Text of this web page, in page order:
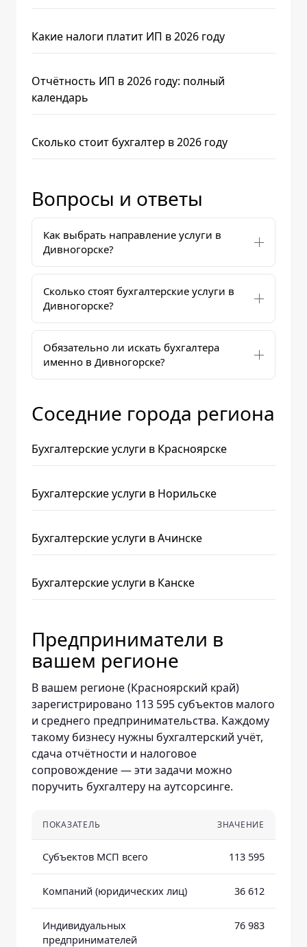
Какие налоги платит ИП в 2026 году
Отчётность ИП в 2026 году: полный
календарь
Сколько стоит бухгалтер в 2026 году
Вопросы и ответы
Как выбрать направление услуги в
Дивногорске?
Сколько стоят бухгалтерские услуги в
Дивногорске?
Обязательно ли искать бухгалтера
именно в Дивногорске?
Соседние города региона
Бухгалтерские услуги в Красноярске
Бухгалтерские услуги в Норильске
Бухгалтерские услуги в Ачинске
Бухгалтерские услуги в Канске
Предприниматели в
вашем регионе
В вашем регионе (Красноярский край)
зарегистрировано 113 595 субъектов малого
и среднего предпринимательства. Каждому
такому бизнесу нужны бухгалтерский учёт,
сдача отчётности и налоговое
сопровождение — эти задачи можно
поручить бухгалтеру на аутсорсинге.
ПОКАЗАТЕЛЬ ЗНАЧЕНИЕ
Субъектов МСП всего 113 595
Компаний (юридических лиц) 36 612
Индивидуальных
предпринимателей
76 983